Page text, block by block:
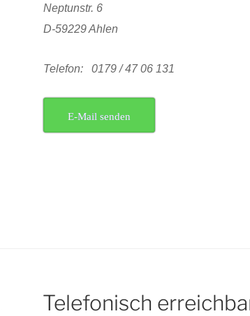
Neptunstr. 6
D-59229 Ahlen
Telefon: 0179 / 47 06 131
E-Mail senden
Telefonisch